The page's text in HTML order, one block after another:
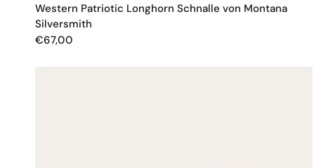
Western Patriotic Longhorn Schnalle von Montana
Silversmith
€67,00